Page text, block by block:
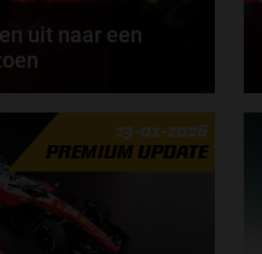
uit naar een
al 20 jaar in de Formule
2026 misschien...23-01-2026
PREMIUM UPDATE